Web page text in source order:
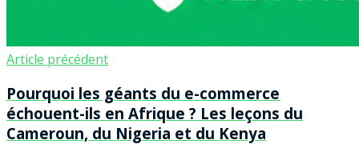
Article précédent
Pourquoi les géants du e-commerce
échouent-ils en Afrique ? Les leçons du
Cameroun, du Nigeria et du Kenya